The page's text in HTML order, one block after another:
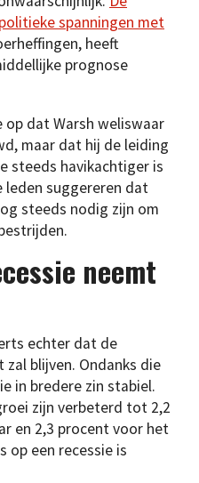
spanningen met
heeft
prognose
op dat Warsh weliswaar
maar dat hij de leiding
steeds havikachtiger is
leden suggereren dat
steeds nodig zijn om
neemt
echter dat de
blijven. Ondanks die
in bredere zin stabiel.
zijn verbeterd tot 2,2
en 2,3 procent voor het
op een recessie is